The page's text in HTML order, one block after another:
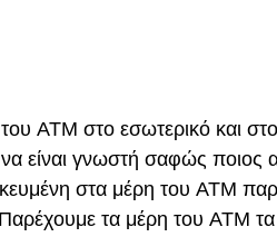
ATM στο εσωτερικό και
είναι γνωστή σαφώς ποιος
στα μέρη του ATM
τα μέρη του ATM